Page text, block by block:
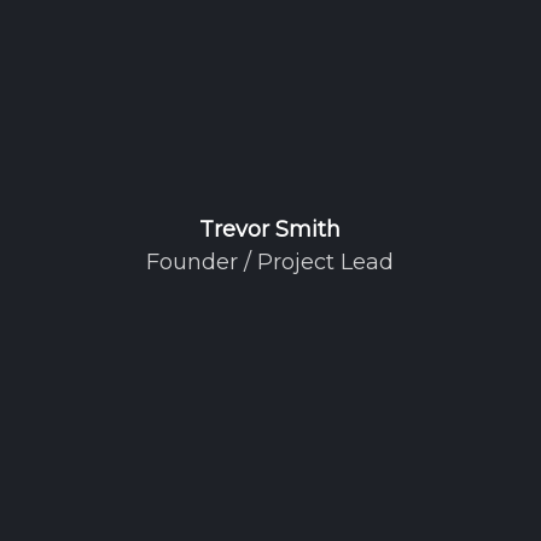
Trevor Smith
Founder / Project Lead